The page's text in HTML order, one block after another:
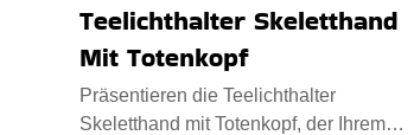
Teelichthalter Skeletthand
Mit Totenkopf
Präsentieren die Teelichthalter
Skeletthand mit Totenkopf, der Ihrem